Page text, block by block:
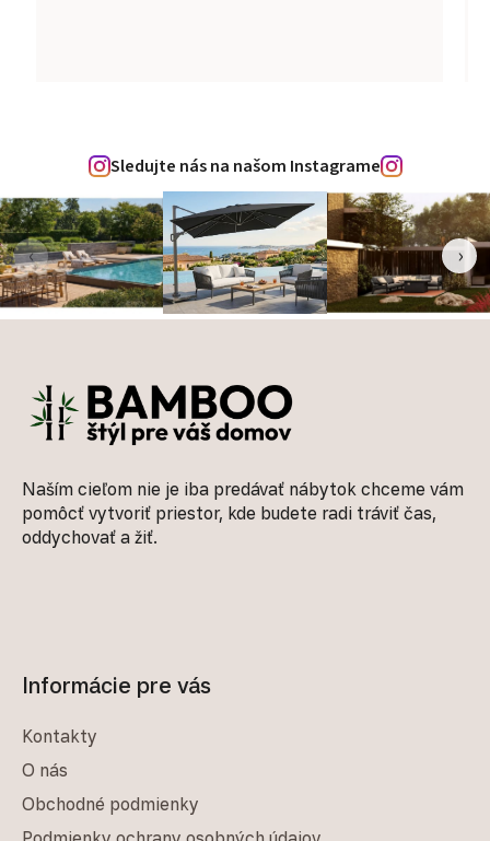
Sledujte nás na našom Instagrame
‹ ›
Naším cieľom nie je iba predávať nábytok chceme vám
pomôcť vytvoriť priestor, kde budete radi tráviť čas,
oddychovať a žiť.
Informácie pre vás
Kontakty
O nás
Obchodné podmienky